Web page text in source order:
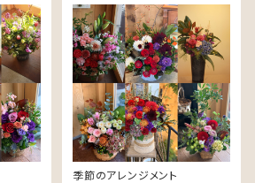
季節のアレンジメント